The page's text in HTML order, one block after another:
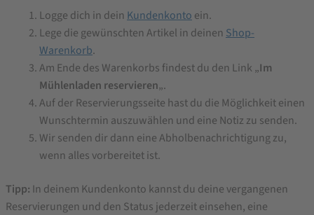
Logge dich in dein Kundenkonto ein.
Lege die gewünschten Artikel in deinen Shop-
Warenkorb.
Am Ende des Warenkorbs findest du den Link „Im
Mühlenladen reservieren„.
Auf der Reservierungsseite hast du die Möglichkeit einen
Wunschtermin auszuwählen und eine Notiz zu senden.
Wir senden dir dann eine Abholbenachrichtigung zu,
wenn alles vorbereitet ist.
Tipp: In deinem Kundenkonto kannst du deine vergangenen
Reservierungen und den Status jederzeit einsehen, eine